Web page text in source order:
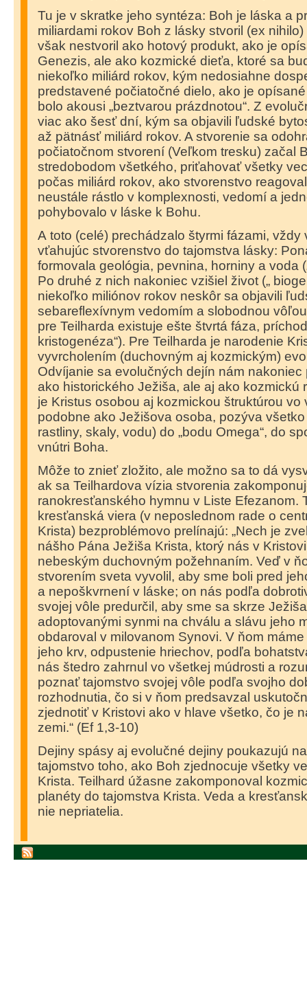
Tu je v skratke jeho syntéza: Boh je láska a
miliardami rokov Boh z lásky stvoril (ex
však nestvoril ako hotový produkt, ako je
Genezis, ale ako kozmické dieťa, ktoré sa
niekoľko miliárd rokov, kým nedosiahne
predstavené počiatočné dielo, ako je
bolo akousi „beztvarou prázdnotou“. Z
viac ako šesť dní, kým sa objavili ľudské
až pätnásť miliárd rokov. A stvorenie sa
počiatočnom stvorení (Veľkom tresku) začal
stredobodom všetkého, priťahovať všetky
počas miliárd rokov, ako stvorenstvo
neustále rástlo v komplexnosti, vedomí a
pohybovalo v láske k Bohu.
A toto (celé) prechádzalo štyrmi fázami, vždy
vťahujúc stvorenstvo do tajomstva lásky:
formovala geológia, pevnina, horniny a voda
Po druhé z nich nakoniec vzišiel život („
niekoľko miliónov rokov neskôr sa objavili
sebareflexívnym vedomím a slobodnou vôľou
pre Teilharda existuje ešte štvrtá fáza,
kristogenéza“). Pre Teilharda je narodenie
vyvrcholením (duchovným aj kozmickým)
Odvíjanie sa evolučných dejín nám nakoniec
ako historického Ježiša, ale aj ako kozmickú
je Kristus osobou aj kozmickou štruktúrou vo
podobne ako Ježišova osoba, pozýva
rastliny, skaly, vodu) do „bodu Omega“, do
vnútri Boha.
Môže to znieť zložito, ale možno sa to dá
ak sa Teilhardova vízia stvorenia
ranokresťanského hymnu v Liste Efezanom.
kresťanská viera (v neposlednom rade o
Krista) bezproblémovo prelínajú: „Nech je
nášho Pána Ježiša Krista, ktorý nás v
nebeským duchovným požehnaním. Veď v
stvorením sveta vyvolil, aby sme boli pred
a nepoškvrnení v láske; on nás podľa
svojej vôle predurčil, aby sme sa skrze
adoptovanými synmi na chválu a slávu jeho
obdaroval v milovanom Synovi. V ňom
jeho krv, odpustenie hriechov, podľa
nás štedro zahrnul vo všetkej múdrosti a
poznať tajomstvo svojej vôle podľa svojho
rozhodnutia, čo si v ňom predsavzal
zjednotiť v Kristovi ako v hlave všetko, čo je
zemi.“ (Ef 1,3-10)
Dejiny spásy aj evolučné dejiny poukazujú
tajomstvo toho, ako Boh zjednocuje všetky
Krista. Teilhard úžasne zakomponoval
planéty do tajomstva Krista. Veda a
nie nepriatelia.